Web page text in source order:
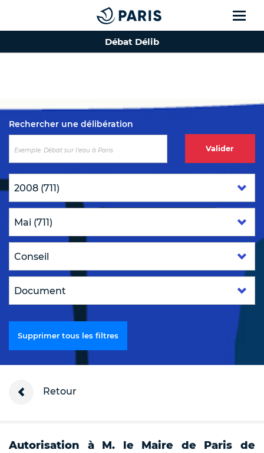
Top of the page
Débat Délib
Rechercher une délibération
Valider
Supprimer tous les filtres
Retour
Autorisation à M. le Maire de Paris de